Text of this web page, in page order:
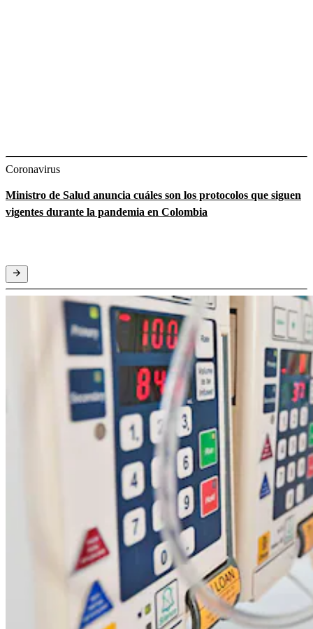
Coronavirus
Ministro de Salud anuncia cuáles son los protocolos que siguen
vigentes durante la pandemia en Colombia